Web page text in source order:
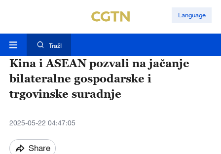
Language
TražI
Kina i ASEAN pozvali na jačanje
bilateralne gospodarske i
trgovinske suradnje
2025-05-22 04:47:05
Share